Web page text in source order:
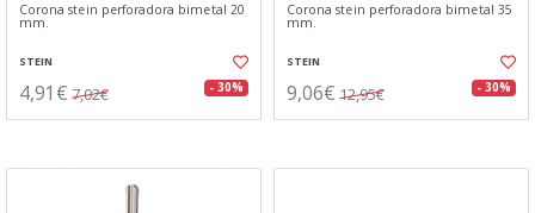
Corona stein perforadora bimetal 20
mm.
STEIN
4,91€ 7,02€ - 30%
Corona stein perforadora bimetal 35
mm.
STEIN
9,06€ 12,95€ - 30%